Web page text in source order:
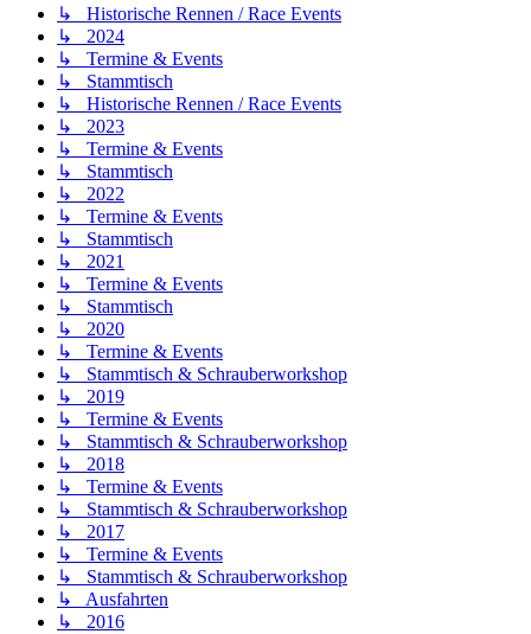
↳ Historische Rennen / Race Events
↳ 2024
↳ Termine & Events
↳ Stammtisch
↳ Historische Rennen / Race Events
↳ 2023
↳ Termine & Events
↳ Stammtisch
↳ 2022
↳ Termine & Events
↳ Stammtisch
↳ 2021
↳ Termine & Events
↳ Stammtisch
↳ 2020
↳ Termine & Events
↳ Stammtisch & Schrauberworkshop
↳ 2019
↳ Termine & Events
↳ Stammtisch & Schrauberworkshop
↳ 2018
↳ Termine & Events
↳ Stammtisch & Schrauberworkshop
↳ 2017
↳ Termine & Events
↳ Stammtisch & Schrauberworkshop
↳ Ausfahrten
↳ 2016